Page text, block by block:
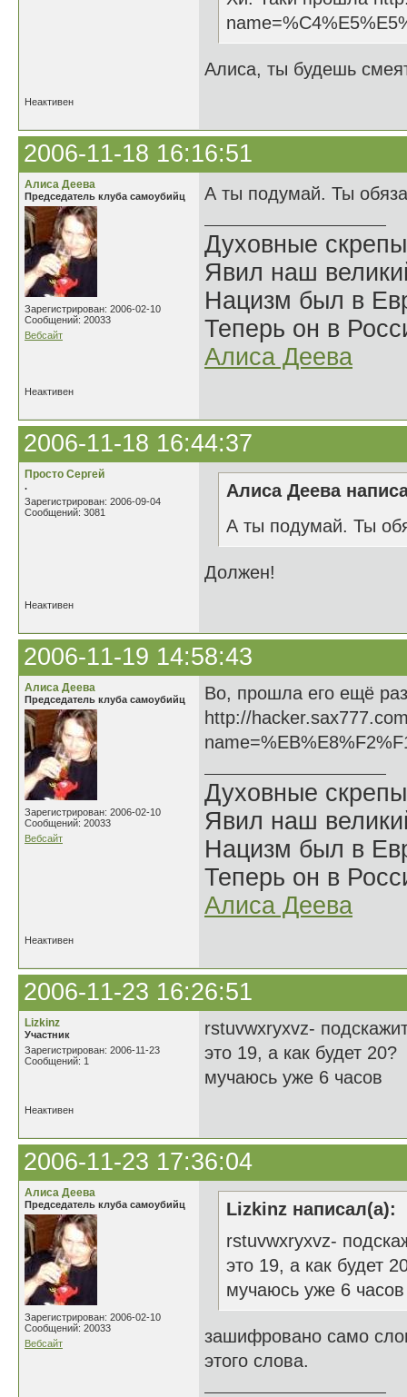
Алиса, ты будешь
Неактивен
2006-11-18 16:16:51
Алиса Деева
Председатель клуба самоубийц
Зарегистрирован: 2006-02-10
Сообщений: 20033
Вебсайт
А ты подумай. Ты
Духовные
Явил наш
Нацизм был в
Теперь он в
Алиса Деева
Неактивен
2006-11-18 16:44:37
Просто Сергей
.
Зарегистрирован: 2006-09-04
Сообщений: 3081
Алиса Деева
А ты подумай. Ты
Должен!
Неактивен
2006-11-19 14:58:43
Алиса Деева
Председатель клуба самоубийц
Зарегистрирован: 2006-02-10
Сообщений: 20033
Вебсайт
Во, прошла его ещё
http://
Духовные
Явил наш
Нацизм был в
Теперь он в
Алиса Деева
Неактивен
2006-11-23 16:26:51
Lizkinz
Участник
Зарегистрирован: 2006-11-23
Сообщений: 1
rstuvwxryxvz-
это 19, а как будет 20?
мучаюсь уже 6 часов
Неактивен
2006-11-23 17:36:04
Алиса Деева
Председатель клуба самоубийц
Зарегистрирован: 2006-02-10
Сообщений: 20033
Вебсайт
Lizkinz написал(а):
rstuvwxryxvz-
это 19, а как будет
мучаюсь уже 6 часов
зашифровано само
этого слова.